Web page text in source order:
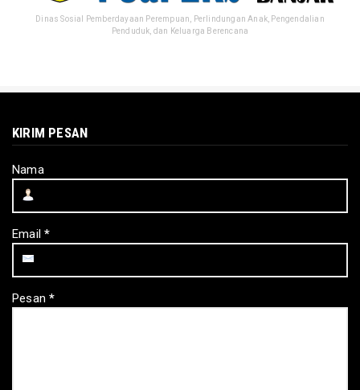
Dinas Sosial Pemberdayaan Perempuan, Perlindungan Anak, Pengendalian
Penduduk, dan Keluarga Berencana
KIRIM PESAN
Nama
Email*
Pesan*